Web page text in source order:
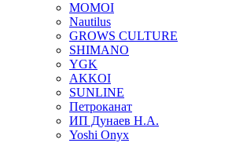
MOMOI
Nautilus
GROWS CULTURE
SHIMANO
YGK
AKKOI
SUNLINE
Петроканат
ИП Дунаев Н.А.
Yoshi Onyx